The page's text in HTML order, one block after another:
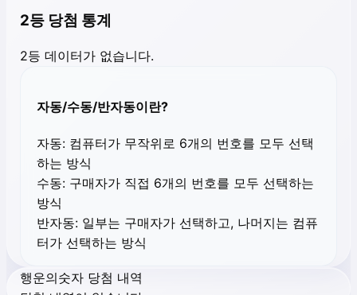
2등 당첨 통계
2등 데이터가 없습니다.
자동/수동/반자동이란?
자동: 컴퓨터가 무작위로 6개의 번호를 모두 선택
하는 방식
수동: 구매자가 직접 6개의 번호를 모두 선택하는
방식
반자동: 일부는 구매자가 선택하고, 나머지는 컴퓨
터가 선택하는 방식
행운의숫자 당첨 내역